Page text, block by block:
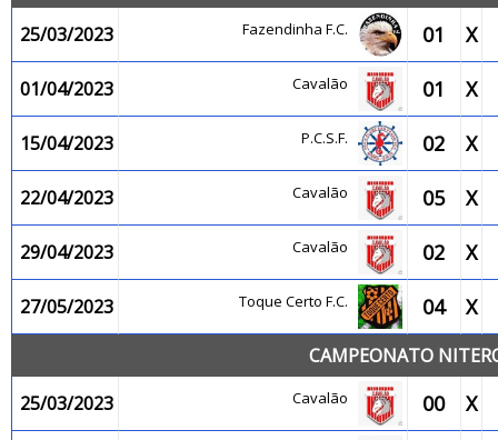
25/03/2023
Fazendinha F.C. 01 X
01/04/2023 Cavalão 01 X
15/04/2023 P.C.S.F. 02 X
22/04/2023 Cavalão 05 X
29/04/2023 Cavalão 02 X
27/05/2023 Toque Certo F.C. 04 X
CAMPEONATO
25/03/2023
Cavalão 00 X